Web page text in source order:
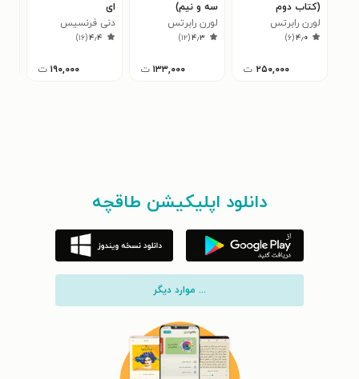
(کتاب دوم
مجموعه ناتوان)
لورن رابرتس
۴٫۰(۶)
۲۵۰,۰۰۰ ت
سه و نیم)
لورن رابرتس
۴٫۳(۱۲)
۱۳۳,۰۰۰ ت
ای
دنی فرنسیس
۴٫۴(۱۶)
۱۹۰,۰۰۰ ت
دانلود اپلیکیشن طاقچه
... موارد دیگر